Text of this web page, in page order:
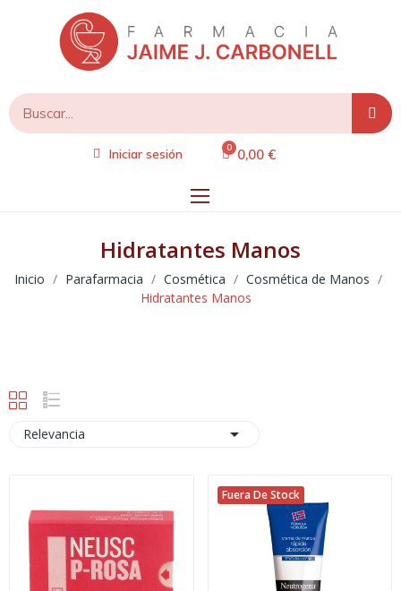
Iniciar sesión 0,00 €
Hidratantes Manos
Inicio Parafarmacia Cosmética
Cosmética de Manos
Hidratantes Manos
Relevancia 
Fuera De Stock